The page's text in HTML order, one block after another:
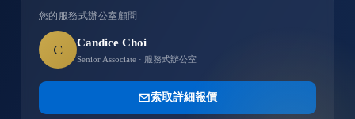
您的服務式辦公室顧問
C Candice Choi
Senior Associate · 服務式辦公室
索取詳細報價